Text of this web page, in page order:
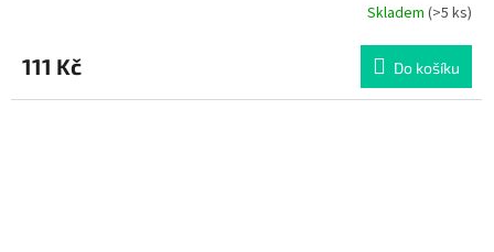
produktu
je
5,0
Skladem(>5 ks)
111 Kč Do košíku